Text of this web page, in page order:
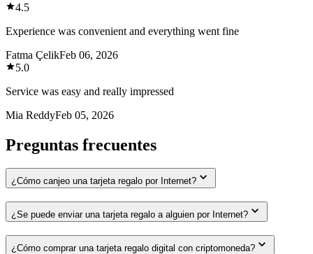
4.5
Experience was convenient and everything went fine
Fatma ÇelikFeb 06, 2026
5.0
Service was easy and really impressed
Mia ReddyFeb 05, 2026
Preguntas frecuentes
¿Cómo canjeo una tarjeta regalo por Internet?
¿Se puede enviar una tarjeta regalo a alguien por Internet?
¿Cómo comprar una tarjeta regalo digital con criptomoneda?